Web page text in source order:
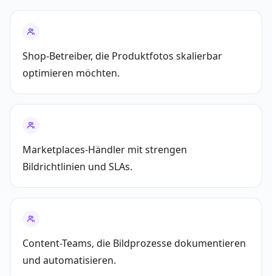
Shop-Betreiber, die Produktfotos skalierbar
optimieren möchten.
Marketplaces-Händler mit strengen
Bildrichtlinien und SLAs.
Content-Teams, die Bildprozesse dokumentieren
und automatisieren.